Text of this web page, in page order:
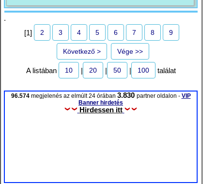
.
[1]
2 3 4 5 6 7 8 9
Következő > Vége >>
A listában 10 20 50 100 találat
96.574megjelenés az elmúlt 24 órában 3.830 partner oldalon - VIP
Banner hirdetés
Hirdessen itt